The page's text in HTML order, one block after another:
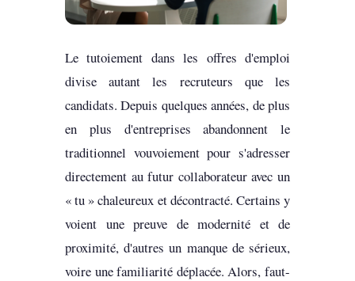
Le tutoiement dans les offres d'emploi
divise autant les recruteurs que les
candidats. Depuis quelques années, de plus
en plus d'entreprises abandonnent le
traditionnel vouvoiement pour s'adresser
directement au futur collaborateur avec un
« tu » chaleureux et décontracté. Certains y
voient une preuve de modernité et de
proximité, d'autres un manque de sérieux,
voire une familiarité déplacée. Alors, faut-